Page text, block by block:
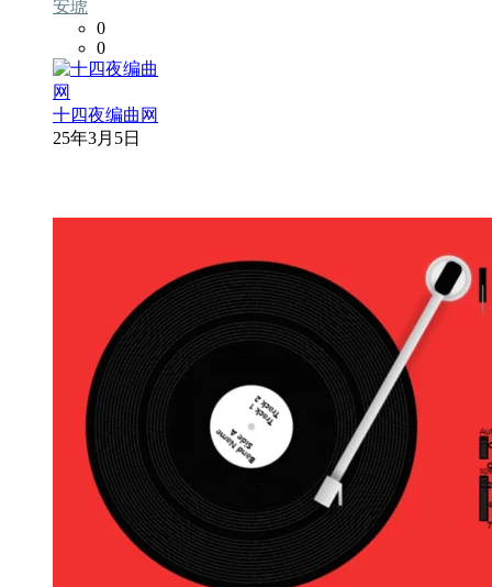
安琥
0
0
十四夜编曲网
25年3月5日